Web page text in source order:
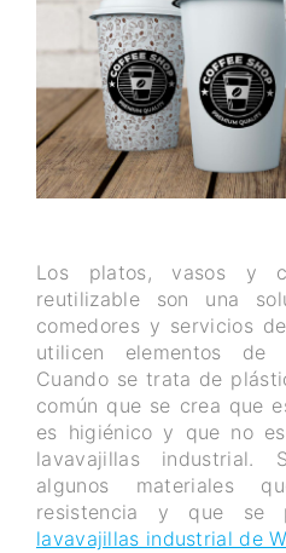
Los platos, vasos y
reutilizable son una
comedores y servicios
utilicen elementos de
Cuando se trata de
común que se crea que
es higiénico y que no
lavavajillas industrial.
algunos materiales
resistencia y que se
lavavajillas industrial de